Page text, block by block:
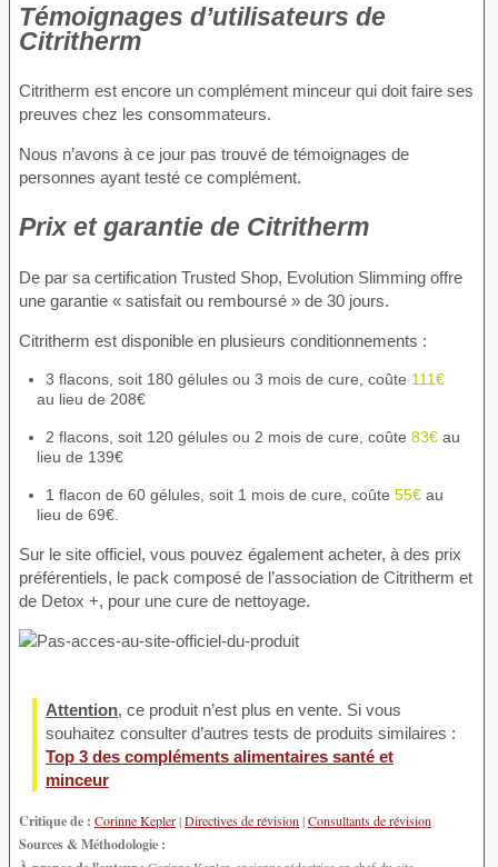
Témoignages d’utilisateurs de
Citritherm
Citritherm est encore un complément minceur qui doit faire ses
preuves chez les consommateurs.
Nous n’avons à ce jour pas trouvé de témoignages de
personnes ayant testé ce complément.
Prix et garantie de Citritherm
De par sa certification Trusted Shop, Evolution Slimming offre
une garantie « satisfait ou remboursé » de 30 jours.
Citritherm est disponible en plusieurs conditionnements :
3 flacons, soit 180 gélules ou 3 mois de cure, coûte 111€
au lieu de 208€
2 flacons, soit 120 gélules ou 2 mois de cure, coûte 83€ au
lieu de 139€
1 flacon de 60 gélules, soit 1 mois de cure, coûte 55€ au
lieu de 69€.
Sur le site officiel, vous pouvez également acheter, à des prix
préférentiels, le pack composé de l’association de Citritherm et
de Detox +, pour une cure de nettoyage.
Attention, ce produit n’est plus en vente. Si vous
souhaitez consulter d’autres tests de produits similaires :
Top 3 des compléments alimentaires santé et
minceur
Critique de : Corinne Kepler|Directives de révision|Consultants de révision
Sources & Méthodologie :